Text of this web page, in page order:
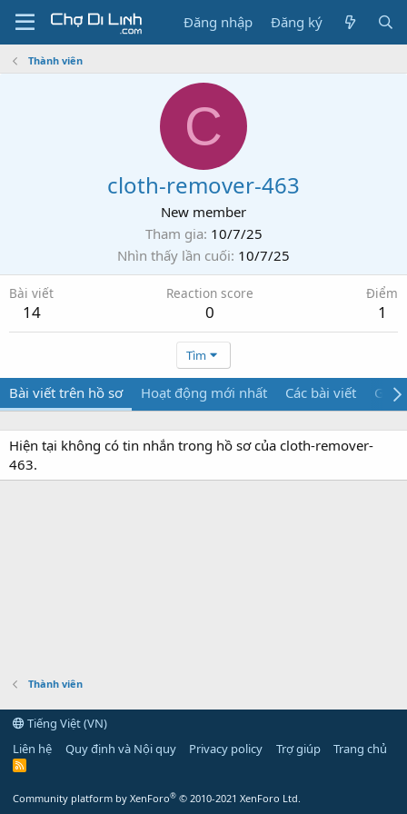
Đăng nhập Đăng ký
Thành viên
C
cloth-remover-463
New member
Tham gia 10/7/25
Nhìn thấy lần cuối 10/7/25
Bài viết
14
Reaction score
0
Điểm
1
Tìm
Bài viết trên hồ sơ Hoạt động mới nhất Các bài viết Giới
Hiện tại không có tin nhắn trong hồ sơ của cloth-remover-
463.
Thành viên
Tiếng Việt (VN)
Liên hệ
Quy định và Nội quy Privacy policy Trợ giúp Trang chủ
R
Community platform by XenForo® © 2010-2021 XenForo Ltd.